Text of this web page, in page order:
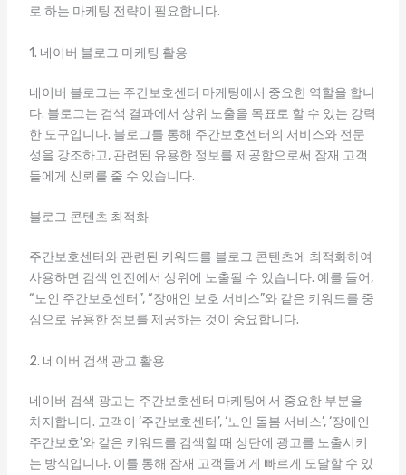
로 하는 마케팅 전략이 필요합니다.
1. 네이버 블로그 마케팅 활용
네이버 블로그는 주간보호센터 마케팅에서 중요한 역할을 합니
다. 블로그는 검색 결과에서 상위 노출을 목표로 할 수 있는 강력
한 도구입니다. 블로그를 통해 주간보호센터의 서비스와 전문
성을 강조하고, 관련된 유용한 정보를 제공함으로써 잠재 고객
들에게 신뢰를 줄 수 있습니다.
블로그 콘텐츠 최적화
주간보호센터와 관련된 키워드를 블로그 콘텐츠에 최적화하여
사용하면 검색 엔진에서 상위에 노출될 수 있습니다. 예를 들어,
“노인 주간보호센터”, “장애인 보호 서비스”와 같은 키워드를 중
심으로 유용한 정보를 제공하는 것이 중요합니다.
2. 네이버 검색 광고 활용
네이버 검색 광고는 주간보호센터 마케팅에서 중요한 부분을
차지합니다. 고객이 ‘주간보호센터’, ‘노인 돌봄 서비스’, ‘장애인
주간보호’와 같은 키워드를 검색할 때 상단에 광고를 노출시키
는 방식입니다. 이를 통해 잠재 고객들에게 빠르게 도달할 수 있